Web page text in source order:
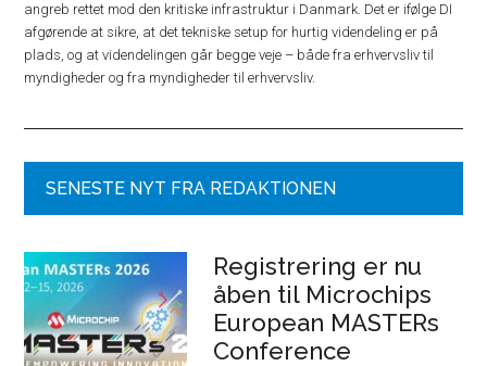
angreb rettet mod den kritiske infrastruktur i Danmark. Det er ifølge DI
afgørende at sikre, at det tekniske setup for hurtig videndeling er på
plads, og at videndelingen går begge veje – både fra erhvervsliv til
myndigheder og fra myndigheder til erhvervsliv.
SENESTE NYT FRA REDAKTIONEN
Registrering er nu
åben til Microchips
European MASTERs
Conference